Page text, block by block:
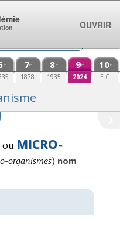
e 7e
1878
8e
1935
9e
2024
10e
E.C.
ou MICRO-
organismes) nom
OUVRIR